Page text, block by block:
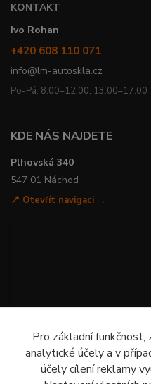
KONTAKT
Ivo Rohan
+420 608 110 071
info@lm-autoskla.cz
Po-Pá: 8:00–12:00, 13:00–17:00
KDE NÁS NAJDETE
Plhovská 340
547 01 Náchod
📍 Otevřít navigaci →
Pro základní funkčnost,
analytické účely a v
účely cílení reklamy